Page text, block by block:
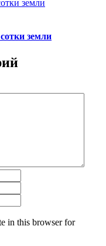
земли
земли
in this browser for